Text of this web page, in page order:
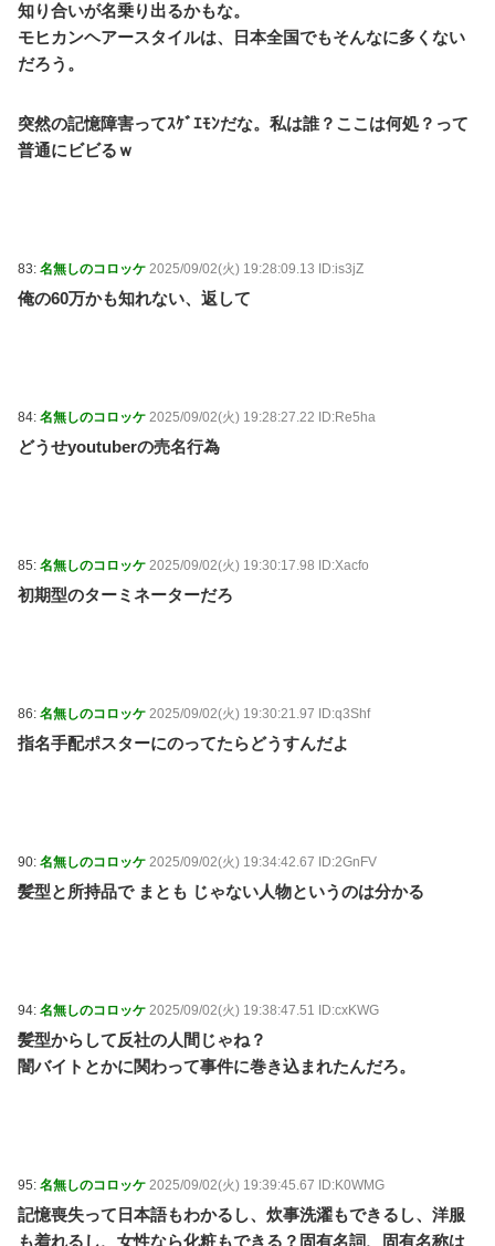
知り合いが名乗り出るかもな。
モヒカンヘアースタイルは、日本全国でもそんなに多くない
だろう。
突然の記憶障害ってｽｹﾞｴﾓﾝだな。私は誰？ここは何処？って
普通にビビるｗ
83: 名無しのコロッケ 2025/09/02(火) 19:28:09.13 ID:is3jZ
俺の60万かも知れない、返して
84: 名無しのコロッケ 2025/09/02(火) 19:28:27.22 ID:Re5ha
どうせyoutuberの売名行為
85: 名無しのコロッケ 2025/09/02(火) 19:30:17.98 ID:Xacfo
初期型のターミネーターだろ
86: 名無しのコロッケ 2025/09/02(火) 19:30:21.97 ID:q3Shf
指名手配ポスターにのってたらどうすんだよ
90: 名無しのコロッケ 2025/09/02(火) 19:34:42.67 ID:2GnFV
髪型と所持品で まとも じゃない人物というのは分かる
94: 名無しのコロッケ 2025/09/02(火) 19:38:47.51 ID:cxKWG
髪型からして反社の人間じゃね？
闇バイトとかに関わって事件に巻き込まれたんだろ。
95: 名無しのコロッケ 2025/09/02(火) 19:39:45.67 ID:K0WMG
記憶喪失って日本語もわかるし、炊事洗濯もできるし、洋服
も着れるし、女性なら化粧もできる？固有名詞、固有名称は